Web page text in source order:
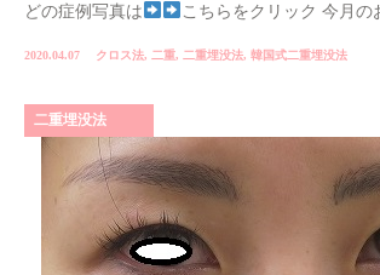
どの症例写真は
こちらをクリック 今月
2020.04.07 クロス法, 二重, 二重埋没法, 韓国式二重埋没法
二重埋没法